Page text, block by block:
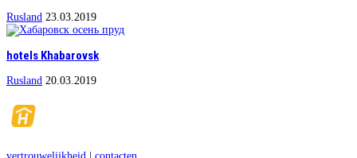
Rusland 23.03.2019
hotels Khabarovsk
Rusland 20.03.2019